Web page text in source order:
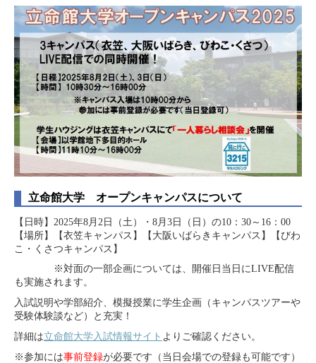
立命館大学 オープンキャンパスについて
【日時】2025年8月2日（土）・8月3日（日）の10：30～16：00
【場所】【衣笠キャンパス】【大阪いばらきキャンパス】【びわ
こ・くさつキャンパス】
※対面の一部企画については、開催日当日にLIVE配信
も実施されます。
入試説明や学部紹介、模擬授業に学生企画（キャンパスツアーや
受験体験談など）と充実！
詳細は立命館大学入試情報サイト よりご確認ください。
※参加には事前登録が必要です（当日会場での登録も可能です）